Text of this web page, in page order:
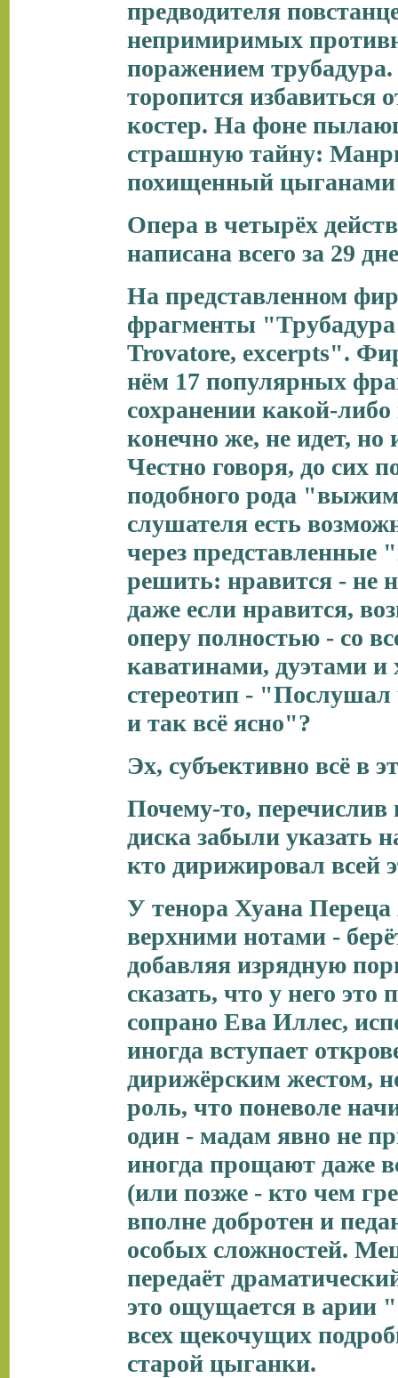
предводителя
непримиримых
поражением
торопится избавиться
костер. На фоне
страшную тайну:
похищенный цыганами
Опера в четырёх
написана всего за 29
На представленном
фрагменты
Trovatore, excerpts".
нём 17 популярных
сохранении какой-
конечно же, не идет, но
Честно говоря, до сих
подобного рода
слушателя есть
через
решить: нравится - не
даже если нравится,
оперу полностью - со
каватинами, дуэтами и
стереотип - "Послушал
и так всё ясно"?
Эх, субъективно всё в
Почему-то, перечислив
диска забыли указать
кто дирижировал всей
У тенора Хуана Переца
верхними нотами -
добавляя изрядную
сказать, что у него
сопрано Ева Иллес,
иногда вступает
дирижёрским жестом,
роль, что поневоле
один - мадам явно не
иногда прощают даже
(или позже - кто чем
вполне добротен и
особых сложностей.
передаёт
это ощущается в арии
всех щекочущих
старой цыганки.